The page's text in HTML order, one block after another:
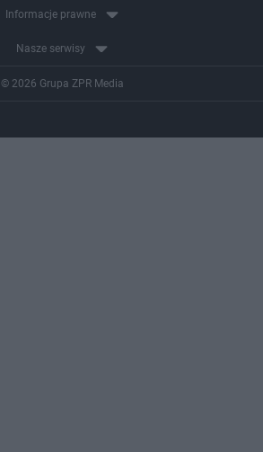
Informacje prawne
Nasze serwisy
© 2026 Grupa ZPR Media